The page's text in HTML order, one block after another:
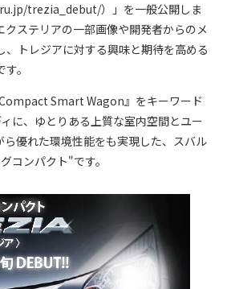
trezia_debut/）」を一般公開しま
クステリアの一部画像や開発者からのメ
、トレジアに対する興味と期待を高める
。
Smart Wagon』をキーワード
に、ゆとりある上質な室内空間とユー
ら優れた環境性能をも実現した、スバル
コンパクト"です。